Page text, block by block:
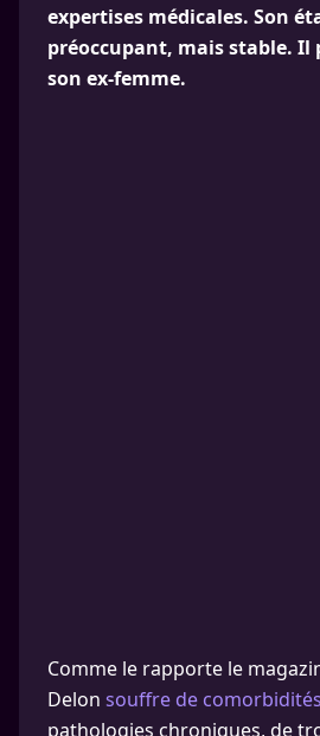
expertises médicales. Son
préoccupant, mais stable. Il
son ex-femme.
Comme le rapporte le
Delon souffre de
pathologies chroniques, de